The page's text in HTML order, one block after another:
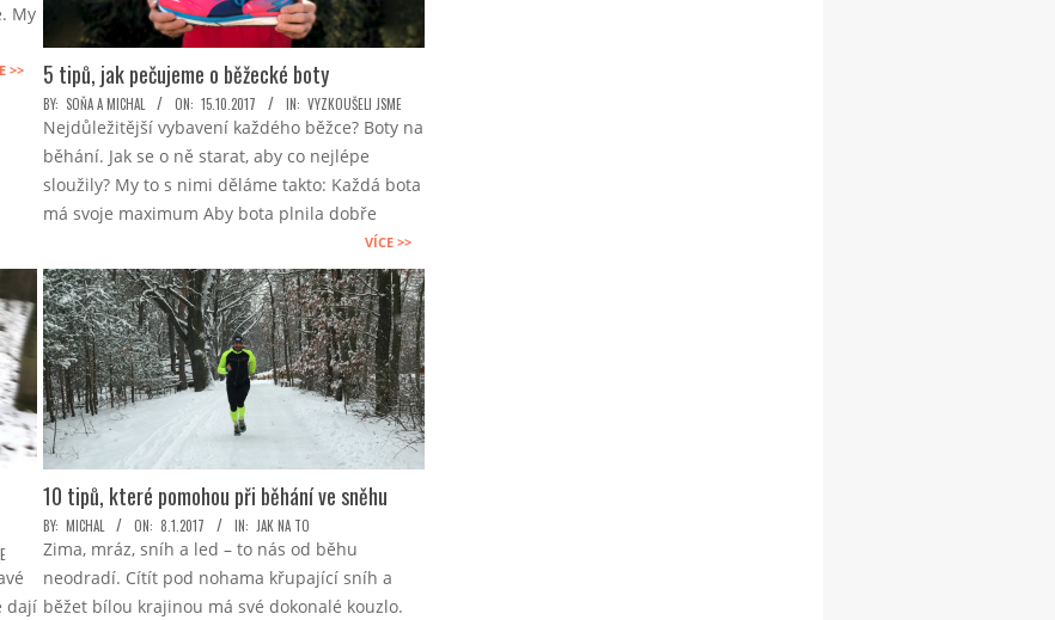
My
>> 5 tipů, jak pečujeme o běžecké boty
2017-
10-
15
BY: SOŇA A MICHAL ON: 15.10.2017 IN: VYZKOUŠELI JSME
Nejdůležitější vybavení každého běžce? Boty na
běhání. Jak se o ně starat, aby co nejlépe
sloužily? My to s nimi děláme takto: Každá bota
má svoje maximum Aby bota plnila dobře
VÍCE >>
dají
10 tipů, které pomohou při běhání ve sněhu
2017-
01-
08
BY: MICHAL ON: 8.1.2017 IN: JAK NA TO
Zima, mráz, sníh a led – to nás od běhu
neodradí. Cítít pod nohama křupající sníh a
běžet bílou krajinou má své dokonalé kouzlo.